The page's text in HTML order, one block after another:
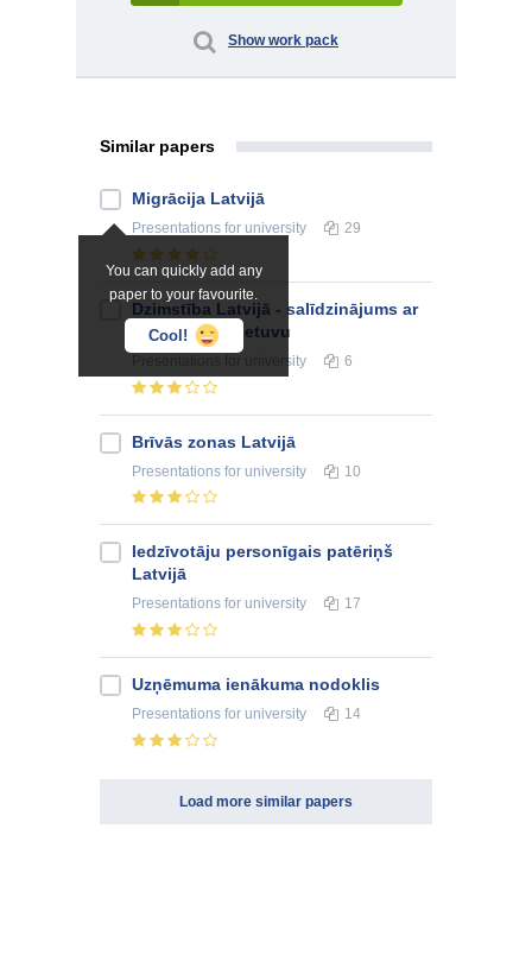
Show work pack
Similar papers
You can quickly add any
paper to your favourite.
Cool!
Migrācija Latvijā
Presentations for university 29
Dzimstība Latvijā - salīdzinājums ar
Igauniju un Lietuvu
for university 6
Brīvās zonas Latvijā
Presentations for university 10
Iedzīvotāju personīgais patēriņš
Latvijā
Presentations for university 17
Uzņēmuma ienākuma nodoklis
Presentations for university 14
Load more similar papers